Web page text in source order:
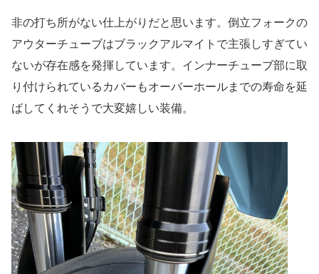
非の打ち所がない仕上がりだと思います。倒立フォークの
アウターチューブはブラックアルマイトで主張しすぎてい
ないが存在感を発揮しています。インナーチューブ部に取
り付けられているカバーもオーバーホールまでの寿命を延
ばしてくれそうで大変嬉しい装備。